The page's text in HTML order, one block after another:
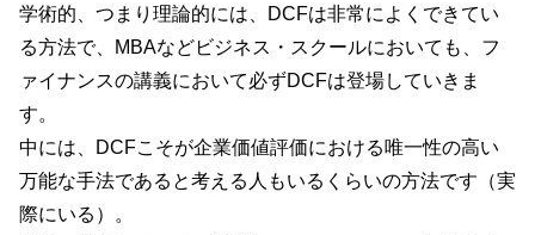
学術的、つまり理論的には、DCFは非常によくできてい
る方法で、MBAなどビジネス・スクールにおいても、フ
ァイナンスの講義において必ずDCFは登場していきま
す。
中には、DCFこそが企業価値評価における唯一性の高い
万能な手法であると考える人もいるくらいの方法です（実
際にいる）。